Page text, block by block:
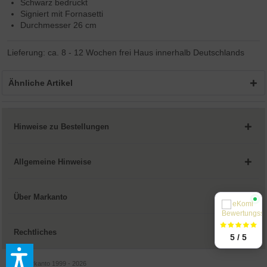
Schwarz bedruckt
Signiert mit Fornasetti
Durchmesser 26 cm
Lieferung: ca. 8 - 12 Wochen frei Haus innerhalb Deutschlands
Ähnliche Artikel
Hinweise zu Bestellungen
Allgemeine Hinweise
Über Markanto
Rechtliches
© by Markanto 1999 - 2026
5 / 5